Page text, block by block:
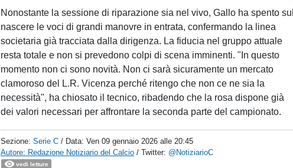
Nonostante la sessione di riparazione sia nel vivo, Gallo ha spento sul
nascere le voci di grandi manovre in entrata, confermando la linea
societaria già tracciata dalla dirigenza. La fiducia nel gruppo attuale
resta totale e non si prevedono colpi di scena imminenti. "In questo
momento non ci sono novità. Non ci sarà sicuramente un mercato
clamoroso del L.R. Vicenza perché ritengo che non ce ne sia la
necessità", ha chiosato il tecnico, ribadendo che la rosa dispone già
dei valori necessari per affrontare la seconda parte del campionato.
Sezione:Serie C / Data:Ven 09 gennaio 2026 alle 20:45
Autore: Redazione Notiziario del Calcio / Twitter: @NotiziarioC
vedi letture